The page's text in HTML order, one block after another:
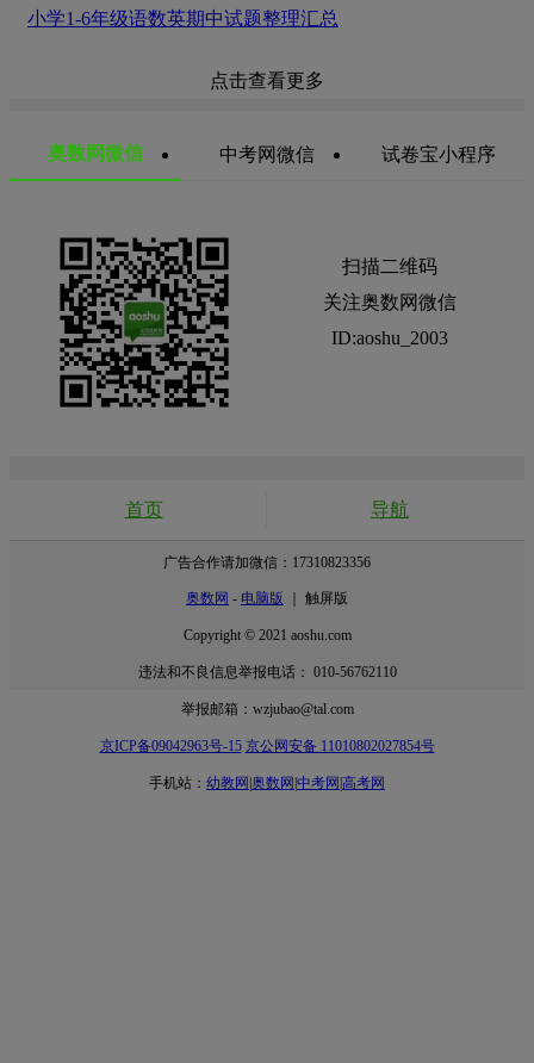
小学1-6年级语数英期中试题整理汇总
点击查看更多
奥数网微信 中考网微信 试卷宝小程序
扫描二维码
关注奥数网微信
ID:aoshu_2003
首页 导航
广告合作请加微信：17310823356
奥数网 - 电脑版 ｜ 触屏版
Copyright © 2021 aoshu.com
违法和不良信息举报电话： 010-56762110
举报邮箱：wzjubao@tal.com
京ICP备09042963号-15 京公网安备 11010802027854号
手机站： 幼教网 奥数网 中考网 高考网